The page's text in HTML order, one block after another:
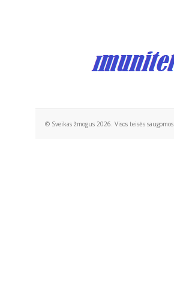
© Sveikas žmogus 2026. Visos teisės saugomos